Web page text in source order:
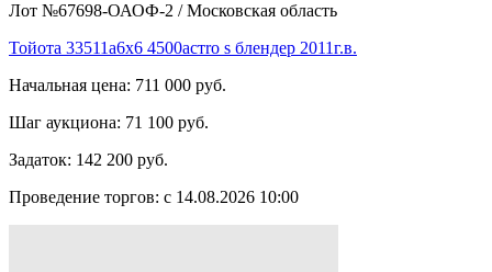
Лот №67698-ОАОФ-2 / Московская область
Тойота 33511а6х6 4500астro s блендер 2011г.в.
Начальная цена: 711 000 руб.
Шаг аукциона: 71 100 руб.
Задаток: 142 200 руб.
Проведение торгов: с 14.08.2026 10:00